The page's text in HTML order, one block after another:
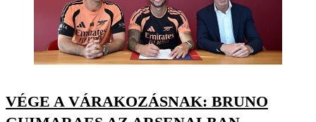
VÉGE A VÁRAKOZÁSNAK: BRUNO